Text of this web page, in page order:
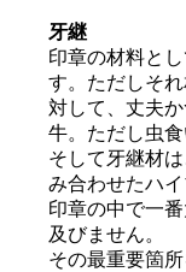
牙継
印章の材料と
す。ただしそれ
対して、丈夫
牛。ただし虫
そして牙継材
み合わせたハイ
印章の中で一
及びません。
その最重要箇